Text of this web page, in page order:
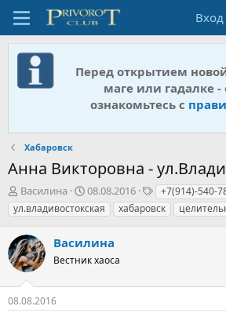
Вход
Перед открытием
маге или гадалке -
ознакомьтесь с
Хабаровск
Анна Викторовна -
А
в
т
о
р
т
е
м
ы
Василина
Д
а
т
н
а
а
08.08.2016
Т
е
г
+7(914)-540-
ул.владивостокская
хабаровск
Василина
Вестник хаоса
08.08.2016